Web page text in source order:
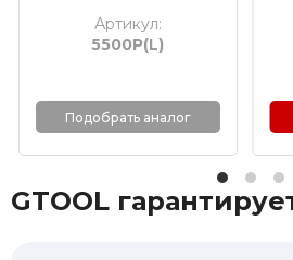
Сверлильные станки Metabo
Артикул:
5500P(L)
Подобрать аналог
GTOOL